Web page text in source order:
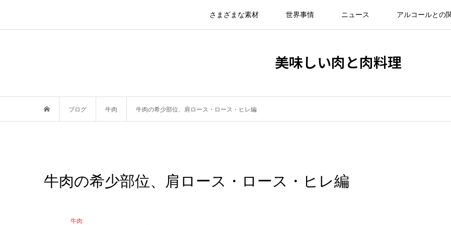
さまざまな素材 世界事情 ニュース アルコールとの
美味しい肉と肉料理
ブログ 牛肉 牛肉の希少部位、肩ロース・ロース・ヒレ編
牛肉の希少部位、肩ロース・ロース・ヒレ編
牛肉